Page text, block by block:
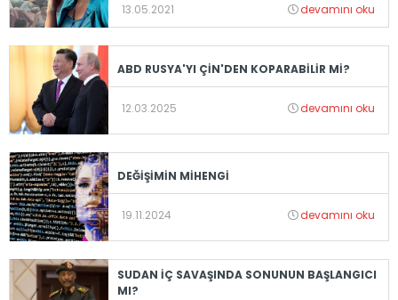
13.05.2021 devamını oku
ABD RUSYA'YI ÇİN'DEN KOPARABİLİR Mİ?
12.03.2025 devamını oku
DEĞİŞİMİN MİHENGİ
19.11.2024 devamını oku
SUDAN İÇ SAVAŞINDA SONUNUN BAŞLANGICI
MI?